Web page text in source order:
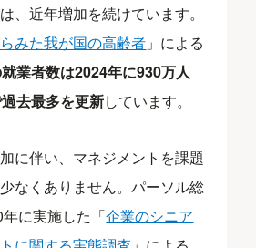
、近年増加を続けています。
みた我が国の高齢者 」による
業者数は2024年に930万人
去最多を更新しています。
に伴い、マネジメントを課題
なくありません。パーソル総
に実施した「企業のシニア